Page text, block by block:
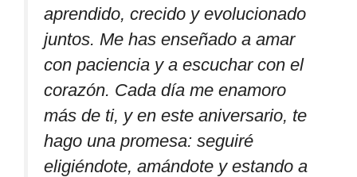
aprendido, crecido y evolucionado
juntos. Me has enseñado a amar
con paciencia y a escuchar con el
corazón. Cada día me enamoro
más de ti, y en este aniversario, te
hago una promesa: seguiré
eligiéndote, amándote y estando a